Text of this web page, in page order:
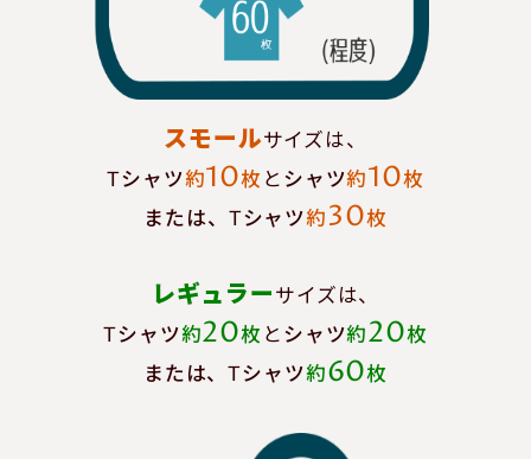
スモールサイズは、
Tシャツ約10枚 とシャツ約10枚
または、Tシャツ約30枚
レギュラーサイズは、
Tシャツ約20枚 とシャツ約20枚
または、Tシャツ約60枚